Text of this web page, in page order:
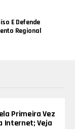
E Defende
Regional
Primeira Vez
Internet; Veja